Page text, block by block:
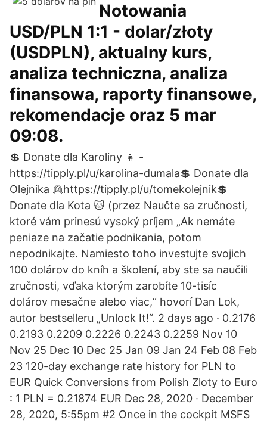
Notowania
USD/PLN 1:1 - dolar/złoty
(USDPLN), aktualny kurs,
analiza techniczna, analiza
finansowa, raporty finansowe,
rekomendacje oraz 5 mar
09:08.
💲 Donate dla Karoliny 👧 -
https://tipply.pl/u/karolina-dumala💲 Donate dla
Olejnika 👱https://tipply.pl/u/tomekolejnik💲
Donate dla Kota 🐱 (przez Naučte sa zručnosti,
ktoré vám prinesú vysoký príjem „Ak nemáte
peniaze na začatie podnikania, potom
nepodnikajte. Namiesto toho investujte svojich
100 dolárov do kníh a školení, aby ste sa naučili
zručnosti, vďaka ktorým zarobíte 10-tisíc
dolárov mesačne alebo viac,“ hovorí Dan Lok,
autor bestselleru „Unlock It!“. 2 days ago · 0.2176
0.2193 0.2209 0.2226 0.2243 0.2259 Nov 10
Nov 25 Dec 10 Dec 25 Jan 09 Jan 24 Feb 08 Feb
23 120-day exchange rate history for PLN to
EUR Quick Conversions from Polish Zloty to Euro
: 1 PLN = 0.21874 EUR Dec 28, 2020 · December
28, 2020, 5:55pm #2 Once in the cockpit MSFS